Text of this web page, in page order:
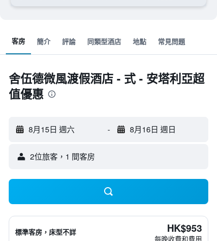
客房 簡介 評論 同類型酒店 地點 常見問題
舍伍德微風渡假酒店 - 式 - 安塔利亞超
值優惠
8月15日 週六 - 8月16日 週日
2位旅客，1 間客房
標準客房，床型不詳 HK$953
每晚收費和費用